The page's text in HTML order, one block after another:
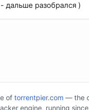
дальше разобрался )
of torrentpier.com — the
engine, running